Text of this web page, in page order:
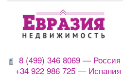
8 (499) 346 8069 — Россия
+34 922 986 725 — Испания